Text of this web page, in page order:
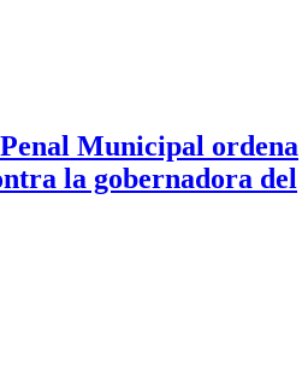
Municipal ordena
la gobernadora del